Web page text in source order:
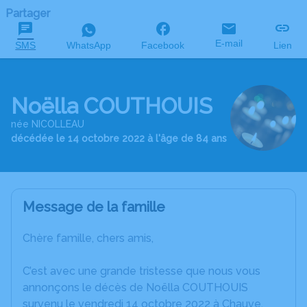
Partager
SMS WhatsApp Facebook E-mail Lien
Noëlla COUTHOUIS
née NICOLLEAU
décédée le 14 octobre 2022 à l'âge de 84 ans
Message de la famille
Chère famille, chers amis,
C’est avec une grande tristesse que nous vous
annonçons le décès de Noëlla COUTHOUIS
survenu le vendredi 14 octobre 2022 à Chauve.